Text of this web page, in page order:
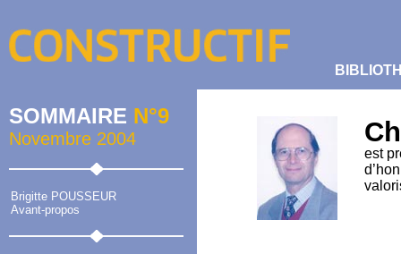
SOMMAIRE N°9
Novembre 2004
Brigitte POUSSEUR
Avant-propos
est